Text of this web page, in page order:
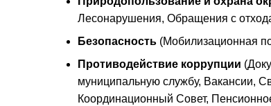
Лесонарушения, Обращения с
Безопасность (Мобилизационная
Противодействие коррупции
муниципальную службу, Вакансии,
Координационный Совет,